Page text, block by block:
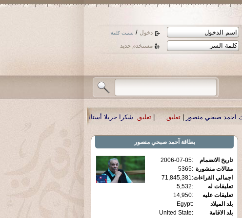
دخول / نسيت كلمة
مستخدم جديد
...
|تعليق: شكرا جزيلا أستاذ حمد الحمد .أكرمكم الله .|تعليق:
بطاقة آحمد صبحي منصور
تاريخ الانضمام :
2006-07-05
مقالات منشورة :
5365
اجمالي القراءات:
71,845,381
تعليقات له
:
5,532
تعليقات عليه
:
14,950
بلد الميلاد
:
Egypt
بلد الاقامة
:
United State